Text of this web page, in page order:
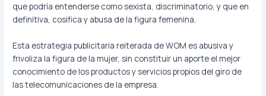
que podría entenderse como sexista, discriminatorio, y que en
definitiva, cosifica y abusa de la figura femenina.
Esta estrategia publicitaria reiterada de WOM es abusiva y
frivoliza la figura de la mujer, sin constituir un aporte el mejor
conocimiento de los productos y servicios propios del giro de
las telecomunicaciones de la empresa.